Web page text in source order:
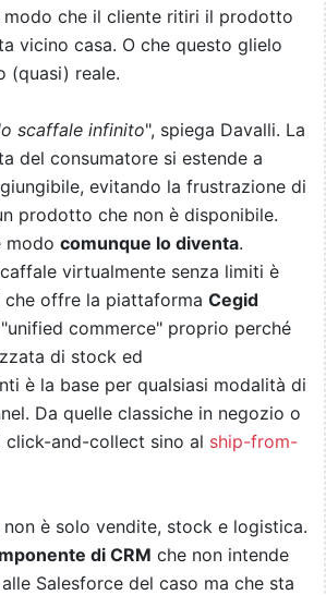
modo che il cliente ritiri il prodotto
vicino casa. O che questo glielo
(quasi) reale.
scaffale infinito", spiega Davalli. La
del consumatore si estende a
evitando la frustrazione di
prodotto che non è disponibile.
modo comunque lo diventa.
virtualmente senza limiti è
che offre la piattaforma Cegid
commerce" proprio perché
di stock ed
è la base per qualsiasi modalità di
Da quelle classiche in negozio o
click-and-collect sino al ship-from-
è solo vendite, stock e logistica.
di CRM che non intende
Salesforce del caso ma che sta